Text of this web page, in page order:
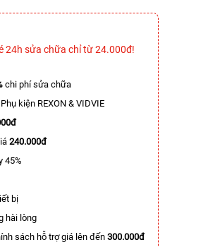
24h sửa chữa chỉ từ 24.000đ!
chi phí sửa chữa
kiện REXON & VIDVIE
240.000đ
45%
bị
hài lòng
sách hỗ trợ giá lên đến 300.000đ